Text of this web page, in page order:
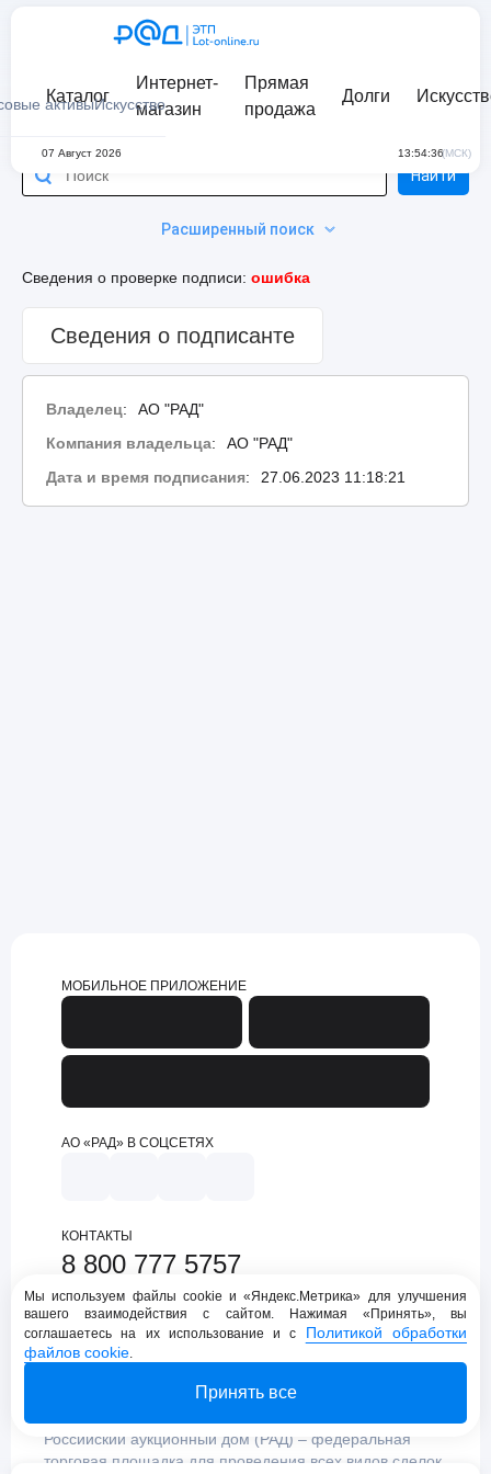
активыИскусство
Каталог
Интернет-
магазин
Прямая
продажа
Долги
07 Август 2026 13:54:36(МСК)
Расширенный поиск
Найти
Сведения о проверке подписи: ошибка
Сведения о подписанте
Владелец:
АО "РАД"
Компания владельца:
АО "РАД"
Дата и время подписания: 27.06.2023 11:18:21
МОБИЛЬНОЕ ПРИЛОЖЕНИЕ
АО «РАД» В СОЦСЕТЯХ
КОНТАКТЫ
8 800 777 5757
support@lot-online.ru
Техническая поддержка
Российский аукционный дом (РАД) – федеральная
торговая площадка для проведения всех видов сделок
Мы используем файлы cookie и «Яндекс.Метрика» для улучшения
вашего взаимодействия с сайтом. Нажимая «Принять», вы
соглашаетесь на их использование и с Политикой обработки
файлов cookie.
Принять все